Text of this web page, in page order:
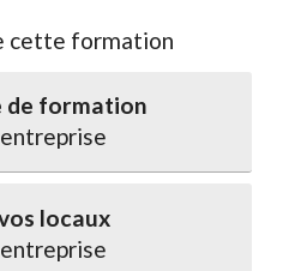
cette formation
de formation
locaux